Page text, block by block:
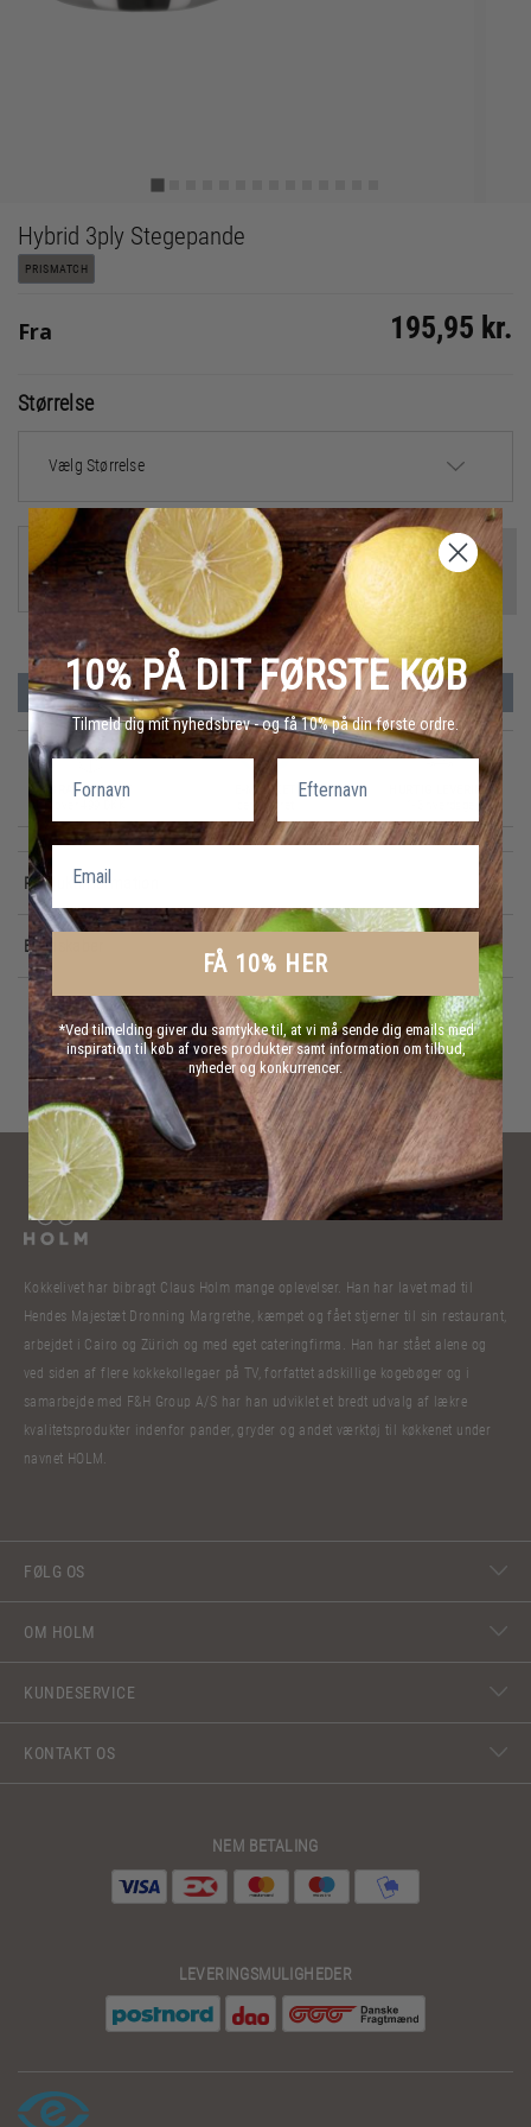
Hybrid 3ply Stegepande
PRISMATCH
Fra 195,95 kr.
Størrelse
Vælg Størrelse
- + VÆLG VARIANT
PRISMATCH
GRATIS FRAGT
E-MÆRKET
certificeret
HURTIG LEVERING
Egenskaber
Produktinformation
Kokkelivet har bibragt Claus Holm mange oplevelser. Han har lavet mad til
Hendes Majestæt Dronning Margrethe, kæmpet og fået stjerner til sin restaurant,
arbejdet i Cairo og Zürich og med eget cateringfirma. Han har stået alene og
ved siden af flere kokkekollegaer på TV, forfattet adskillige kogebøger og i
samarbejde med F&H Group A/S har han udviklet et bredt udvalg af lækre
kvalitetsprodukter indenfor pander, gryder og andet værktøj til køkkenet under
navnet HOLM.
FØLG OS
OM HOLM
KUNDESERVICE
KONTAKT OS
NEM BETALING
LEVERINGSMULIGHEDER
10% PÅ DIT FØRSTE KØB
Tilmeld dig mit nyhedsbrev - og få 10% på din første ordre.
Email
FÅ 10% HER
*Ved tilmelding giver du samtykke til, at vi må sende dig emails med
inspiration til køb af vores produkter samt information om tilbud,
nyheder og konkurrencer.